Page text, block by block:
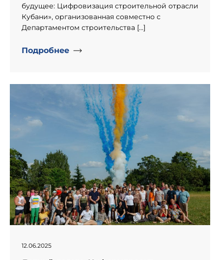
будущее: Цифровизация строительной отрасли
Кубани», организованная совместно с
Департаментом строительства […]
Подробнее
" alt="День рождение компании «Информпроект».">
12.06.2025